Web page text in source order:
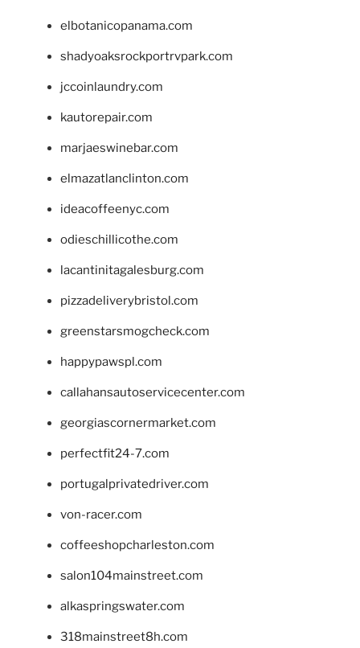
elbotanicopanama.com
shadyoaksrockportrvpark.com
jccoinlaundry.com
kautorepair.com
marjaeswinebar.com
elmazatlanclinton.com
ideacoffeenyc.com
odieschillicothe.com
lacantinitagalesburg.com
pizzadeliverybristol.com
greenstarsmogcheck.com
happypawspl.com
callahansautoservicecenter.com
georgiascornermarket.com
perfectfit24-7.com
portugalprivatedriver.com
von-racer.com
coffeeshopcharleston.com
salon104mainstreet.com
alkaspringswater.com
318mainstreet8h.com